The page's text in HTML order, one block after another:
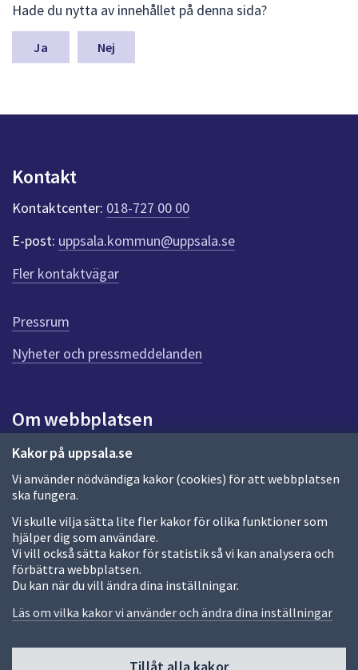
Kakor på uppsala.se
Vi använder nödvändiga kakor (cookies) för att webbplatsen
ska fungera.
Vi skulle vilja sätta lite fler kakor för olika funktioner som
hjälper dig som användare.
Vi vill också sätta kakor för statistik så vi kan analysera och
förbättra webbplatsen.
Du kan när du vill ändra dina inställningar.
Läs om vilka kakor vi använder och ändra dina inställningar
ä
m
a
n
k
e
r
f
ö
r
e
n
n
a
d
a
Hade du nytta av innehållet på denna sida?
Nej
Kontakt
Kontaktcenter: 018-727 00 00
E-post: uppsala.kommun@uppsala.se
Fler kontaktvägar
Pressrum
Nyheter och pressmeddelanden
Om webbplatsen
Om webbplatsen
Allmänna handlingar och diarium
Behandling av personuppgifter
Kakor
Språk (other languages)
Tillgänglighetsredogörelse